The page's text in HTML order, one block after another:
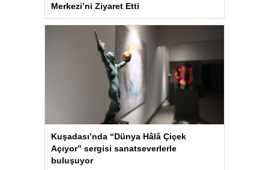
Merkezi’ni Ziyaret Etti
Kuşadası’nda “Dünya Hâlâ Çiçek
Açıyor” sergisi sanatseverlerle
buluşuyor